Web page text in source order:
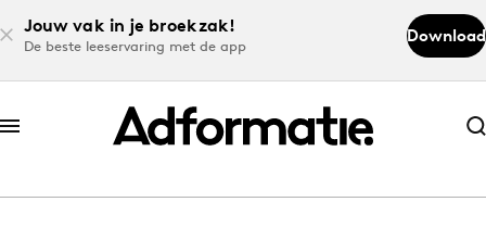
Jouw vak in je broekzak!
De beste leeservaring met de app
Download
Abonneer nu
Abonneer nu